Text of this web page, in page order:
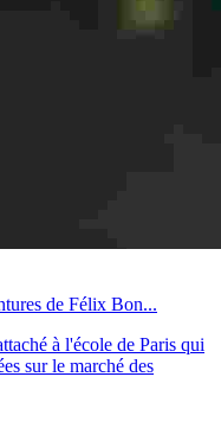
de Félix Bon...
à l'école de Paris qui
sur le marché des